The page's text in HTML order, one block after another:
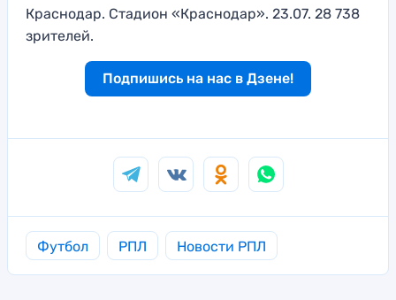
Краснодар. Стадион «Краснодар». 23.07. 28 738
зрителей.
Подпишись на нас в Дзене!
Футбол РПЛ Новости РПЛ